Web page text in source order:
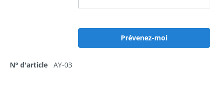
Prévenez-moi
N° d'article AY-03